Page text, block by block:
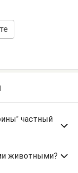
частный
животными?